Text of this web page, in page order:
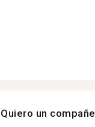
Quiero un